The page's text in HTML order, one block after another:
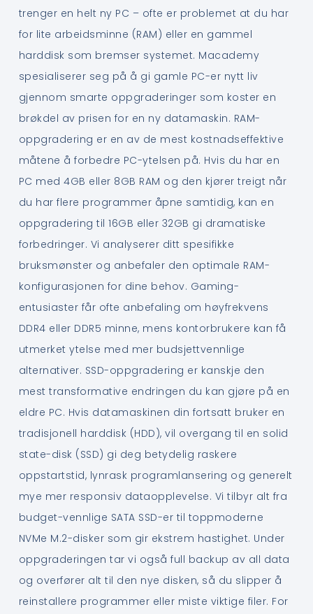
trenger en helt ny PC – ofte er problemet at du har
for lite arbeidsminne (RAM) eller en gammel
harddisk som bremser systemet. Macademy
spesialiserer seg på å gi gamle PC-er nytt liv
gjennom smarte oppgraderinger som koster en
brøkdel av prisen for en ny datamaskin. RAM-
oppgradering er en av de mest kostnadseffektive
måtene å forbedre PC-ytelsen på. Hvis du har en
PC med 4GB eller 8GB RAM og den kjører treigt når
du har flere programmer åpne samtidig, kan en
oppgradering til 16GB eller 32GB gi dramatiske
forbedringer. Vi analyserer ditt spesifikke
bruksmønster og anbefaler den optimale RAM-
konfigurasjonen for dine behov. Gaming-
entusiaster får ofte anbefaling om høyfrekvens
DDR4 eller DDR5 minne, mens kontorbrukere kan få
utmerket ytelse med mer budsjettvennlige
alternativer. SSD-oppgradering er kanskje den
mest transformative endringen du kan gjøre på en
eldre PC. Hvis datamaskinen din fortsatt bruker en
tradisjonell harddisk (HDD), vil overgang til en solid
state-disk (SSD) gi deg betydelig raskere
oppstartstid, lynrask programlansering og generelt
mye mer responsiv dataopplevelse. Vi tilbyr alt fra
budget-vennlige SATA SSD-er til toppmoderne
NVMe M.2-disker som gir ekstrem hastighet. Under
oppgraderingen tar vi også full backup av all data
og overfører alt til den nye disken, så du slipper å
reinstallere programmer eller miste viktige filer. For